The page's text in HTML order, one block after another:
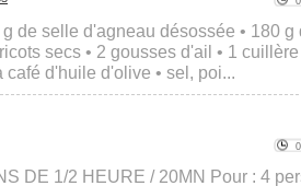
g de selle d'agneau désossée • 180
secs • 2 gousses d'ail • 1
café d'huile d'olive • sel, poi...
DE 1/2 HEURE / 20MN Pour : 4